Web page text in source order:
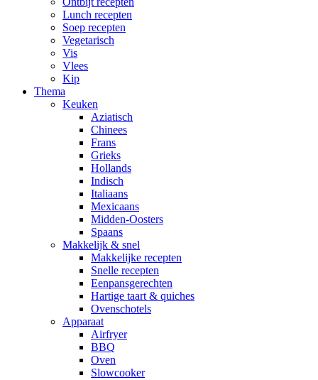
Lunch recepten
Soep recepten
Vegetarisch
Vis
Vlees
Kip
Thema
Keuken
Aziatisch
Chinees
Frans
Grieks
Hollands
Indisch
Italiaans
Mexicaans
Midden-Oosters
Spaans
Makkelijk & snel
Makkelijke recepten
Snelle recepten
Eenpansgerechten
Hartige taart & quiches
Ovenschotels
Apparaat
Airfryer
BBQ
Oven
Slowcooker